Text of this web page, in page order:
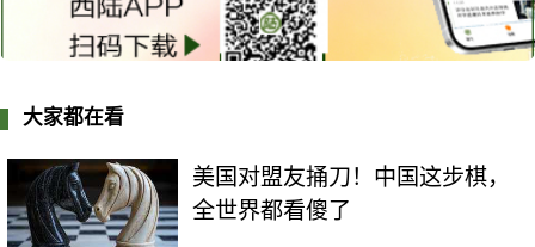
大家都在看
美国对盟友捅刀！中国这步棋，
全世界都看傻了